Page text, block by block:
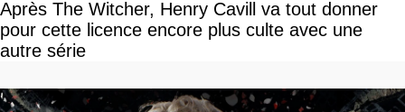
Après The Witcher, Henry Cavill va tout donner
pour cette licence encore plus culte avec une
autre série